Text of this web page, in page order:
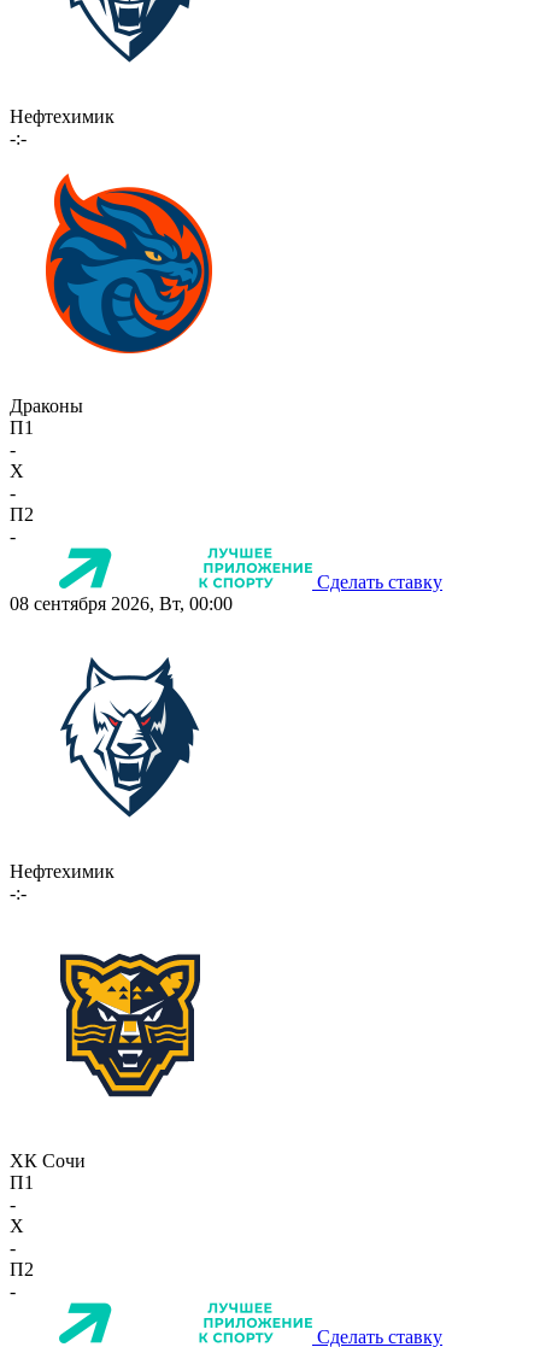
Нефтехимик
-:-
Драконы
П1
-
X
-
П2
-
Сделать ставку
08 сентября 2026, Вт, 00:00
Нефтехимик
-:-
ХК Сочи
П1
-
X
-
П2
-
Сделать ставку